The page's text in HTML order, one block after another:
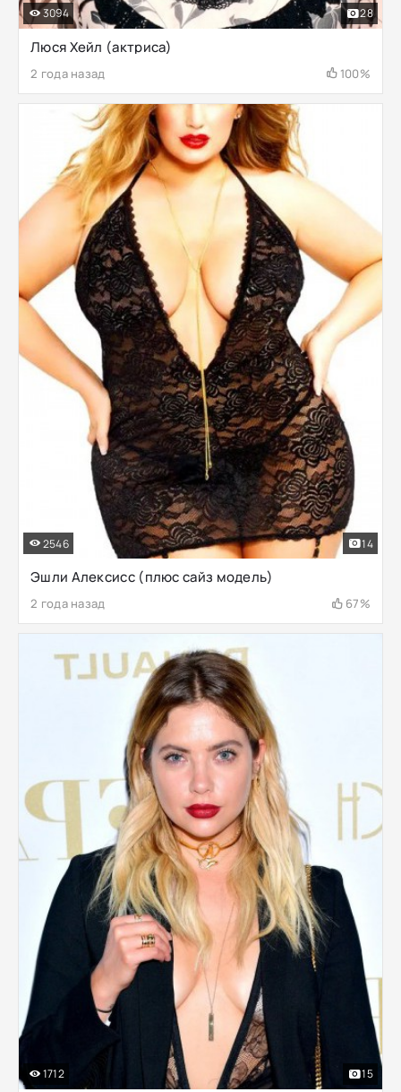
Люся Хейл (актриса)
2 года назад 100%
3094 28
Эшли Алексисс (плюс сайз модель)
2 года назад 67%
2546 14
1712 15